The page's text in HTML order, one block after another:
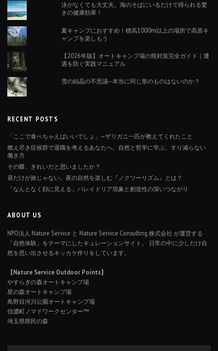
泳がなくても大丈夫。海のそばにいるだけで得られる驚
きの健康効果！
夏キャンプにおすすめ！標高1000m以上の場所で高原キ
ャンプを楽しもう
【2026年版】オートキャンプ場の熊対策完全ガイド｜遭
遇を防ぐ実践マニュアル
雪の結晶の不思議─本当に同じ形のものはないのか？
RECENT POSTS
「ここで食べちゃえばいいでしょ」—ザリガニ一匹が教えてくれたこと
燃え尽き症候群で退職を考えるあなたへ。自然と哲学に学ぶ、すり減らない
働き方
その蝶、きれいだと思いましたか？
昼だけが旅じゃない。夜の自然を楽しむ『ノクツーリズム』とは？
「なんとなく顔に見える」パレイドリア現象と創造性の深いつながり
ABOUT US
NPO法人 Nature Service と Nature Service Consulting 株式会社 が運営する
「自然体験」をテーマにしたキュレーションサイト。 日常の中に少しだけ自
然を思い出させるキッカケ作りをしています。
【Nature Service Outdoor Points】
やすらぎの森オートキャンプ場
星の森オートキャンプ場
鳥野目河川公園オートキャンプ場
信濃町ノマドワークセンター™
埼玉県県民の森